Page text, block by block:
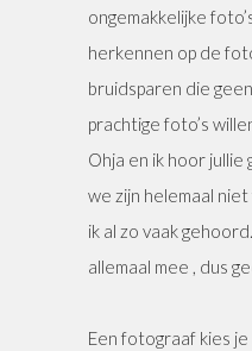
ongemakkelijke
herkennen op de
bruidsparen die
prachtige foto’s
Ohja en ik hoor jullie
we zijn helemaal
ik al zo vaak
allemaal mee , dus
Een fotograaf kies je